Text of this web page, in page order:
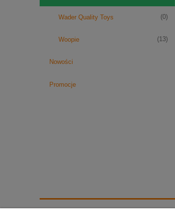
Wader Quality Toys (0)
Woopie (13)
Nowości
Promocje